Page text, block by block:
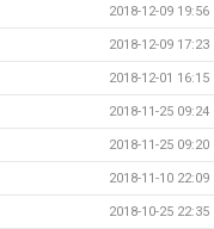
2018-12-09 19:56
2018-12-09 17:23
2018-12-01 16:15
2018-11-25 09:24
2018-11-25 09:20
2018-11-10 22:09
2018-10-25 22:35